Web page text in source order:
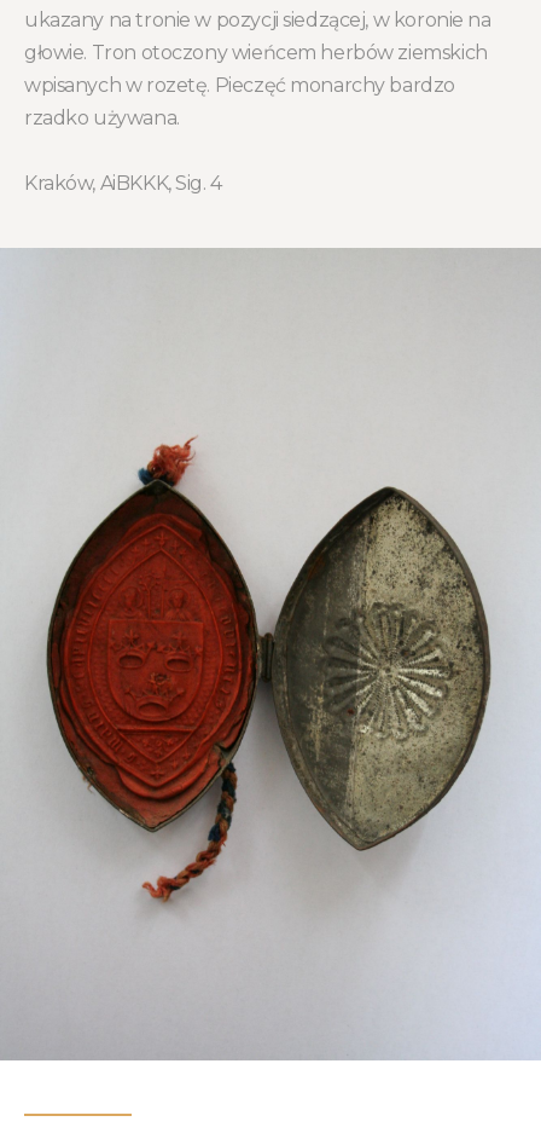
ukazany na tronie w pozycji siedzącej, w koronie na
głowie. Tron otoczony wieńcem herbów ziemskich
wpisanych w rozetę. Pieczęć monarchy bardzo
rzadko używana.
Kraków, AiBKKK, Sig. 4